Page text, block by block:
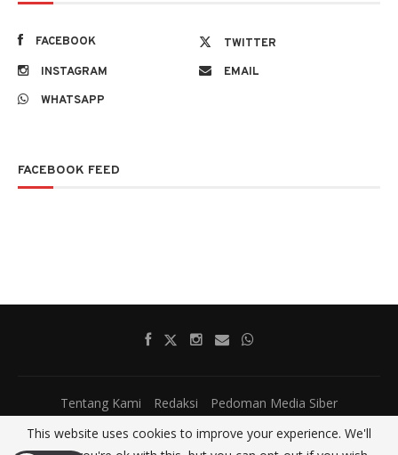
FACEBOOK
TWITTER
INSTAGRAM
EMAIL
WHATSAPP
FACEBOOK FEED
Tentang Kami Redaksi Pedoman Media Siber
@2017 - All Right Reserved.SatumenitNews
This website uses cookies to improve your experience. We'll